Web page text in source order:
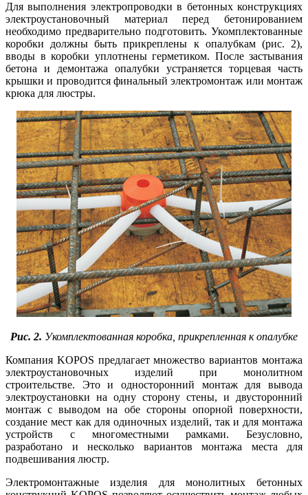
Для выполнения электропроводки в бетонных конструкциях
электроустановочный материал перед бетонированием
необходимо предварительно подготовить. Укомплектованные
коробки должны быть прикреплены к опалубкам (рис. 2),
вводы в коробки уплотнены герметиком. После застывания
бетона и демонтажа опалубки устраняется торцевая часть
крышки и проводится финальный электромонтаж или монтаж
крюка для люстры.
Рис. 2. Укомплектованная коробка, прикрепленная к опалубке
Компания KOPOS предлагает множество вариантов монтажа
электроустановочных изделий при монолитном
строительстве. Это и односторонний монтаж для вывода
электроустановки на одну сторону стены, и двусторонний
монтаж с выводом на обе стороны опорной поверхности,
создание мест как для одиночных изделий, так и для монтажа
устройств с многоместными рамками. Безусловно,
разработано и несколько вариантов монтажа места для
подвешивания люстр.
Электромонтажные изделия для монолитных бетонных